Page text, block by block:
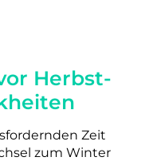
Herbst-
Zeit
zum Winter